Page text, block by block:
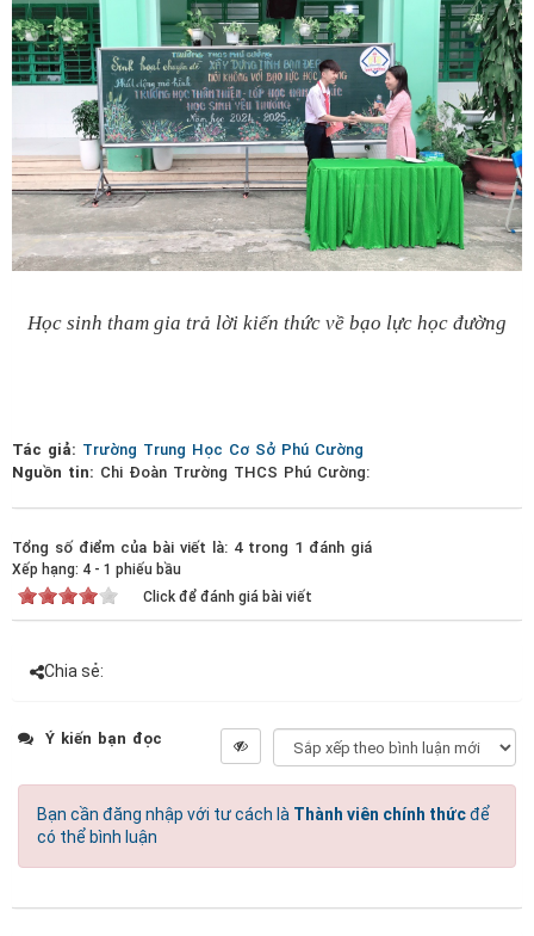
Học sinh tham gia trả lời kiến thức về bạo lực học đường
Tác giả: Trường Trung Học Cơ Sở Phú Cường
Nguồn tin: Chi Đoàn Trường THCS Phú Cường:
Tổng số điểm của bài viết là: 4 trong 1 đánh giá
Xếp hạng: 4 - 1 phiếu bầu
Click để đánh giá bài viết
Chia sẻ:
Ý kiến bạn đọc
Bạn cần đăng nhập với tư cách là Thành viên chính thứcđể
có thể bình luận